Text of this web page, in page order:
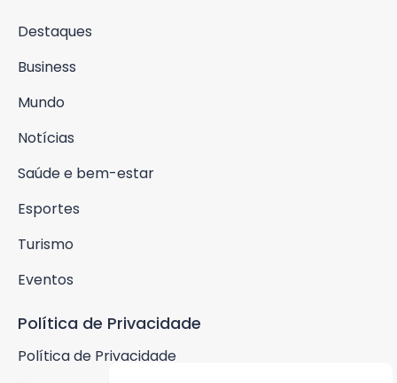
Destaques
Business
Mundo
Notícias
Saúde e bem-estar
Esportes
Turismo
Eventos
Política de Privacidade
Política de Privacidade